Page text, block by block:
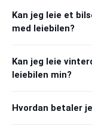
Kan jeg leie et
med leiebilen?
Kan jeg leie
leiebilen min?
Hvordan betaler